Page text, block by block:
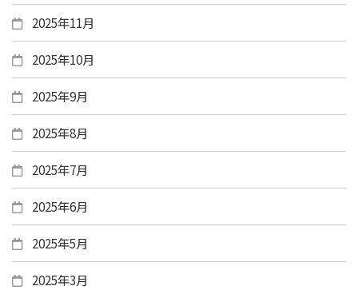
2025年11月
2025年10月
2025年9月
2025年8月
2025年7月
2025年6月
2025年5月
2025年3月